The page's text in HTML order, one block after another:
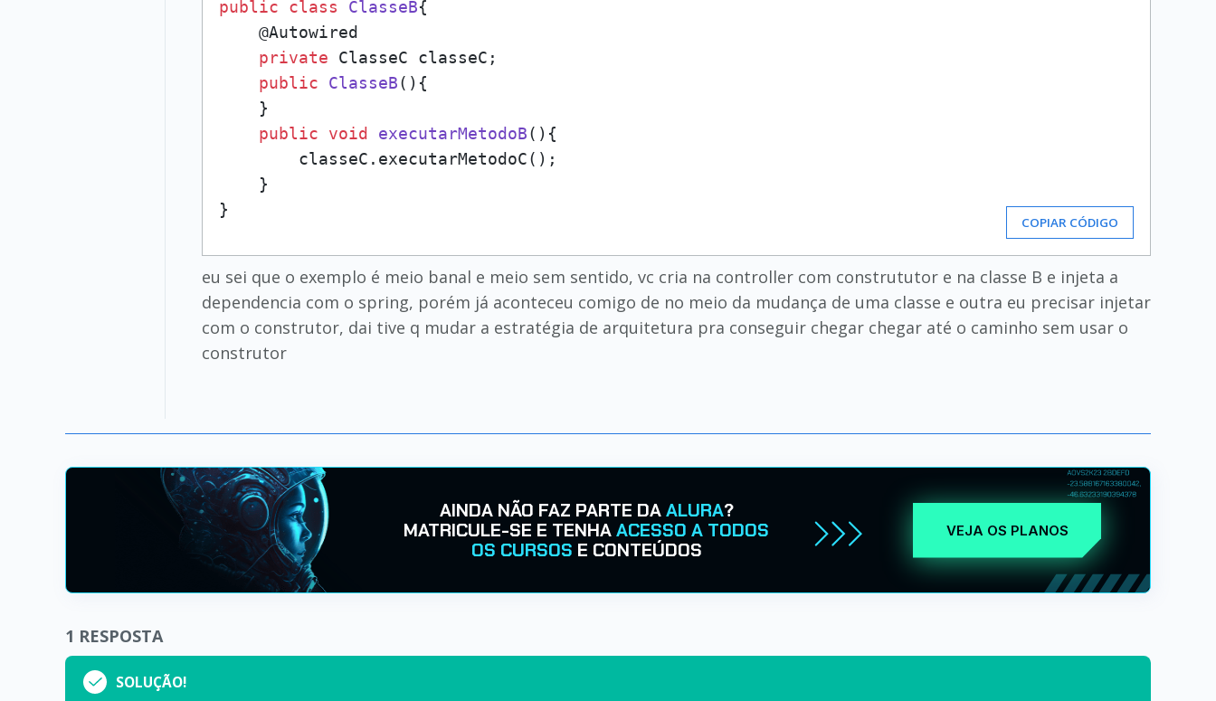
public
class ClasseB{
    @Autowired
private ClasseC classeC;
public
ClasseB() {
    }
public
void executarMetodoB() {
        classeC.executarMetodoC();
    }
}
COPIAR CÓDIGO
eu sei que o exemplo é meio banal e meio sem sentido, vc cria na controller com constrututor e na classe B e injeta a
dependencia com o spring, porém já aconteceu comigo de no meio da mudança de uma classe e outra eu precisar injetar
com o construtor, dai tive q mudar a estratégia de arquitetura pra conseguir chegar chegar até o caminho sem usar o
construtor
AINDA NÃO FAZ PARTE DAALURA?
MATRICULE-SE E TENHAACESSO A TODOS
OS CURSOS E CONTEÚDOS
VEJA OS PLANOS
1 RESPOSTA
SOLUÇÃO!